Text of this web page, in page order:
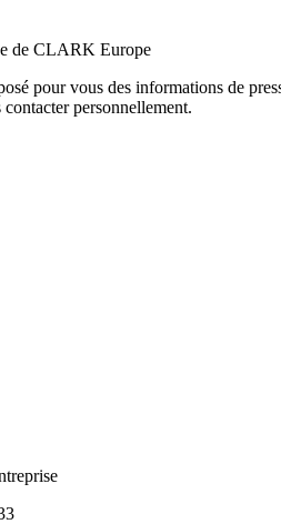
de CLARK Europe
pour vous des informations de
personnellement.